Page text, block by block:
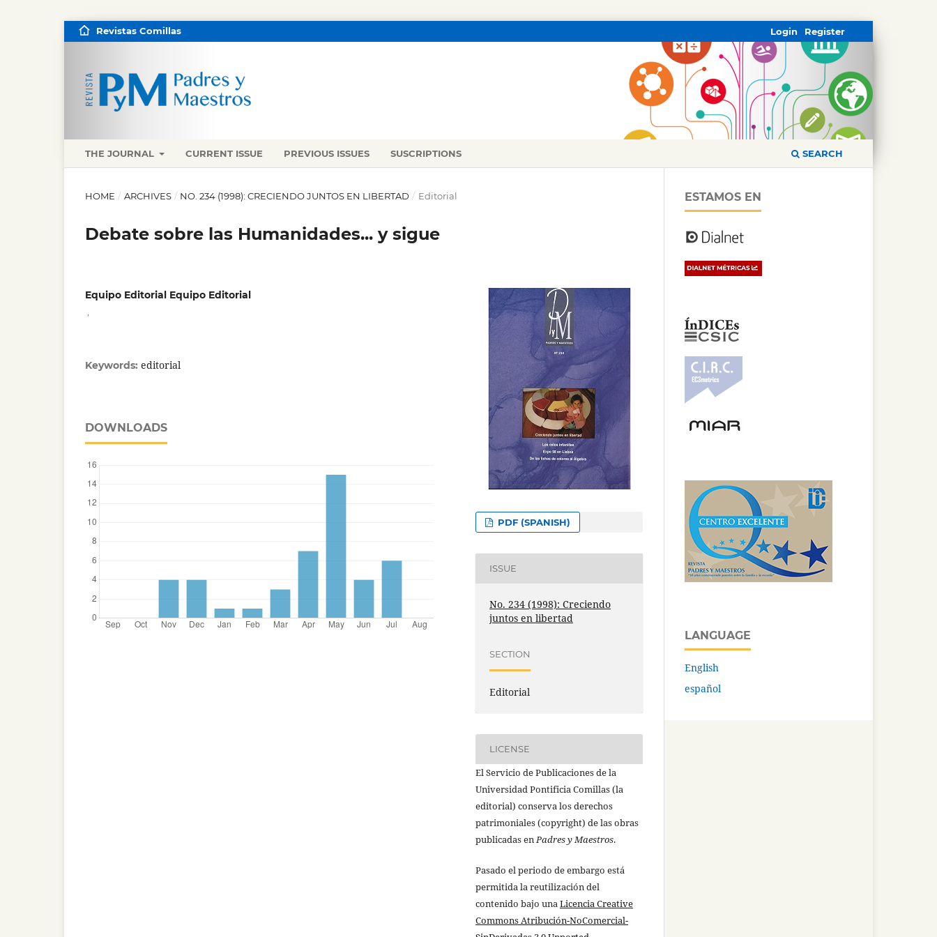
THE JOURNAL CURRENT ISSUE PREVIOUS ISSUES SUSCRIPTIONS SEARCH
Revistas Comillas Register
Login
HOME / ARCHIVES / NO. 234 (1998): CRECIENDO JUNTOS EN LIBERTAD / Editorial
Debate sobre las Humanidades... y sigue
Equipo Editorial Equipo Editorial
Keywords: editorial
DOWNLOADS
PDF (SPANISH)
ISSUE
No. 234 (1998): Creciendo
juntos en libertad
SECTION
Editorial
LICENSE
El Servicio de Publicaciones de la
Universidad Pontificia Comillas (la
editorial) conserva los derechos
patrimoniales (copyright) de las obras
publicadas enPadres y Maestros.
Pasado el periodo de embargo está
permitida la reutilización del
contenido bajo unaLicencia Creative
Commons Atribución-NoComercial-
ESTAMOS EN
LANGUAGE
English
español